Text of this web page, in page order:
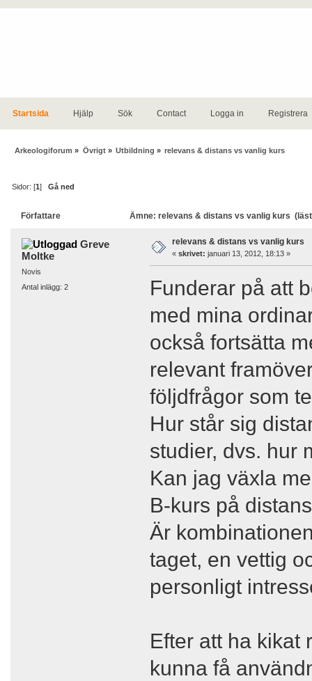
Startsida Hjälp Sök Contact Logga in Registrera
Arkeologiforum » Övrigt» Utbildning » relevans & distans vs vanlig kurs
Sidor: [1]Gå ned
Författare Ämne: relevans & distans vs vanlig kurs
Greve
Moltke
Novis
Antal inlägg: 2
relevans & distans vs vanlig kurs
« skrivet: januari 13, 2012, 18:13 »
Funderar på att
med mina
också fortsätta
relevant
följdfrågor som
Hur står sig
studier, dvs. hur
Kan jag växla
B-kurs på
Är
taget, en vettig
personligt
Efter att ha kikat
kunna få